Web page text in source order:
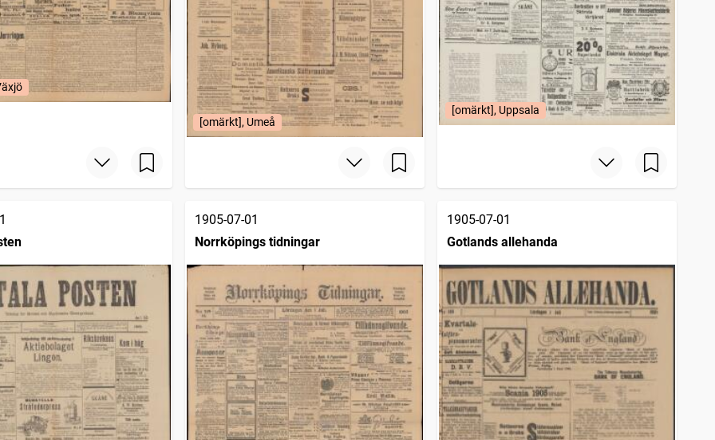
[omärkt], Umeå
[omärkt], Uppsala
1905-07-01
Norrköpings tidningar
1905-07-01
Gotlands allehanda